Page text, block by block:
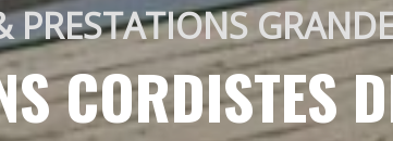
PRESTATIONS
CORDISTES